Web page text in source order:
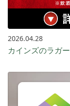
2026.04.28
カインズのラガ